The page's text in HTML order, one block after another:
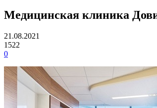
Медицинская клиника
21.08.2021
1522
0